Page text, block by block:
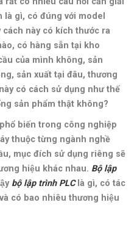
gì, có đúng với model
này có kích thước ra
có hàng sẵn tại kho
của mình không, sản
sản xuất tại đâu, thương
có cách sử dụng như thế
sản phẩm thật không?
biến trong công nghiệp
thuộc từng ngành nghề
mục đích sử dụng riêng sẽ
hiệu khác nhau. Bộ lập
bộ lập trình PLClà gì, có tác
có bao nhiêu thương hiệu